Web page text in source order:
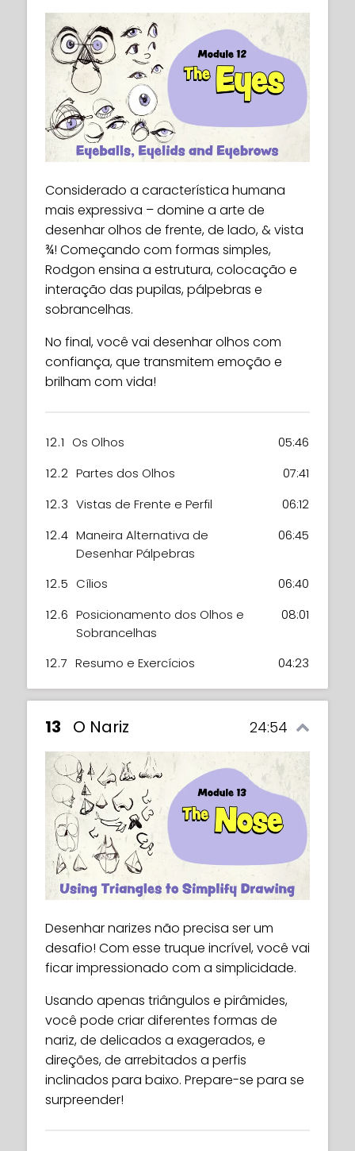
Considerado a característica humana
mais expressiva – domine a arte de
desenhar olhos de frente, de lado, & vista
¾! Começando com formas simples,
Rodgon ensina a estrutura, colocação e
interação das pupilas, pálpebras e
sobrancelhas.
No final, você vai desenhar olhos com
confiança, que transmitem emoção e
brilham com vida!
12.1 Os Olhos
05:46
12.2 Partes dos Olhos
07:41
12.3 Vistas de Frente e Perfil
06:12
12.4 Maneira Alternativa de
Desenhar Pálpebras
06:45
12.5 Cílios
06:40
12.6 Posicionamento dos Olhos e
Sobrancelhas
08:01
12.7 Resumo e Exercícios 04:23
13 O Nariz 24:54
Desenhar narizes não precisa ser um
desafio! Com esse truque incrível, você vai
ficar impressionado com a simplicidade.
Usando apenas triângulos e pirâmides,
você pode criar diferentes formas de
nariz, de delicados a exagerados, e
direções, de arrebitados a perfis
inclinados para baixo. Prepare-se para se
surpreender!